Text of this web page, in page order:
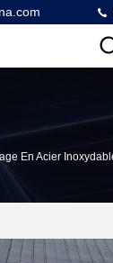
En Acier